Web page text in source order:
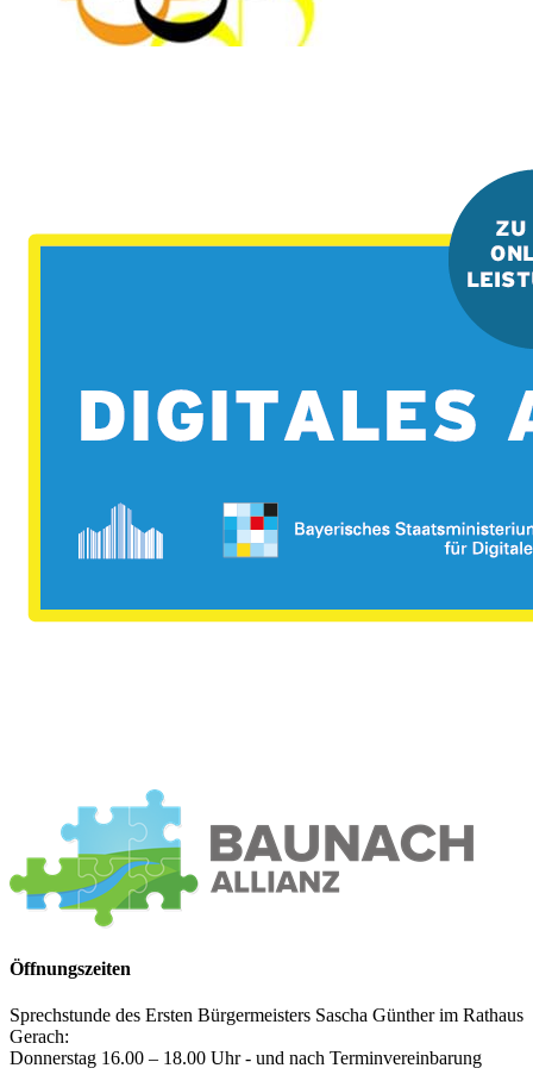
Öffnungszeiten
Sprechstunde des Ersten Bürgermeisters Sascha Günther im Rathaus
Gerach:
Donnerstag 16.00 – 18.00 Uhr - und nach Terminvereinbarung